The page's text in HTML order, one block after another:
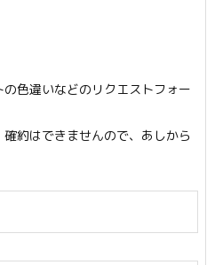
色違いなどのリクエストフォー
約はできませんので、あしから